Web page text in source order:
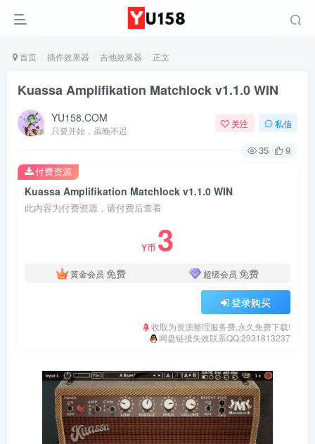
首页 插件效果器 吉他效果器 正文
Kuassa Amplifikation Matchlock v1.1.0 WIN
YU158.COM
只要开始，虽晚不迟
关注 私信
35 9
Kuassa Amplifikation Matchlock v1.1.0 WIN
此内容为付费资源，请付费后查看
Y币 3
黄金会员 免费 超级会员 免费
登录购买
收取为资源整理服务费,永久免费下载!
网盘链接失效联系QQ:2931813237
付费资源